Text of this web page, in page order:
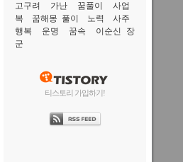
고구려
가난 꿈풀이
사업
복
꿈해몽 풀이 노력
사주
행복
운명 꿈속
이순신 장
군
티스토리 가입하기!